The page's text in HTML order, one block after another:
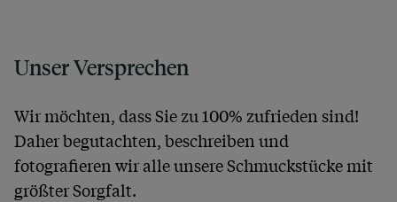
Unser Versprechen
Wir möchten, dass Sie zu 100% zufrieden sind!
Daher begutachten, beschreiben und
fotografieren wir alle unsere Schmuckstücke mit
größter Sorgfalt.